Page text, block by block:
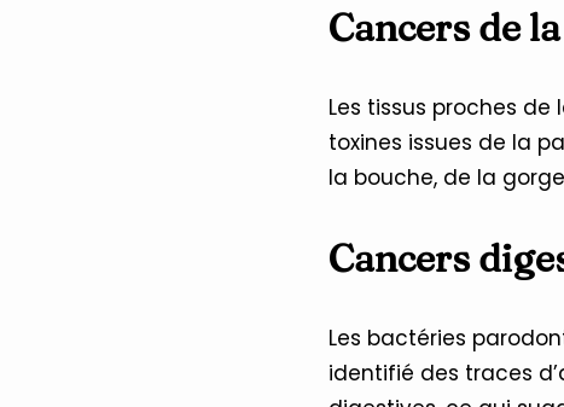
Cancers de
Les tissus proches
toxines issues de la
la bouche, de la
Cancers
Les bactéries
identifié des traces